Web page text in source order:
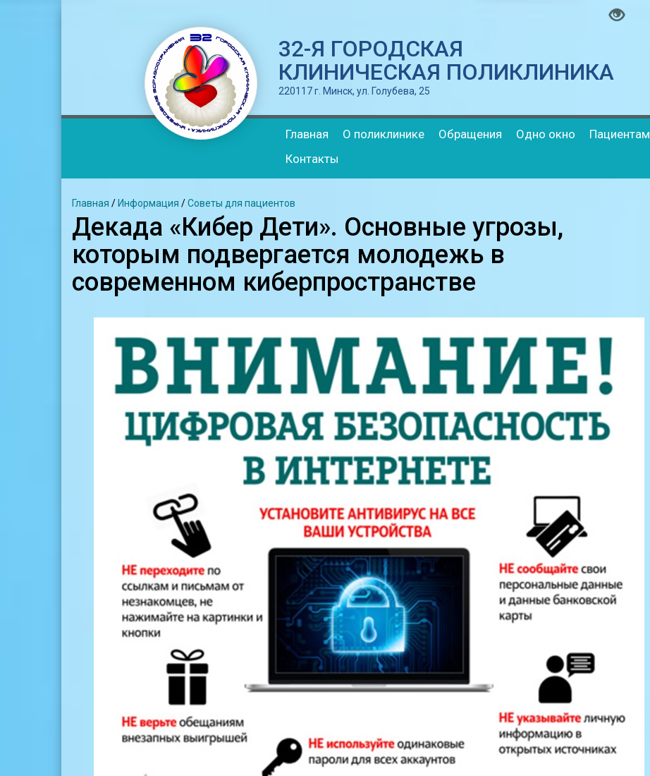
32-Я ГОРОДСКАЯ
КЛИНИЧЕСКАЯ ПОЛИКЛИНИКА
220117 г. Минск, ул. Голубева, 25
Главная О поликлинике Обращения Одно окно Пациентам
Контакты
Главная / Информация /Советы для пациентов
Декада «Кибер Дети». Основные угрозы,
которым подвергается молодежь в
современном киберпространстве